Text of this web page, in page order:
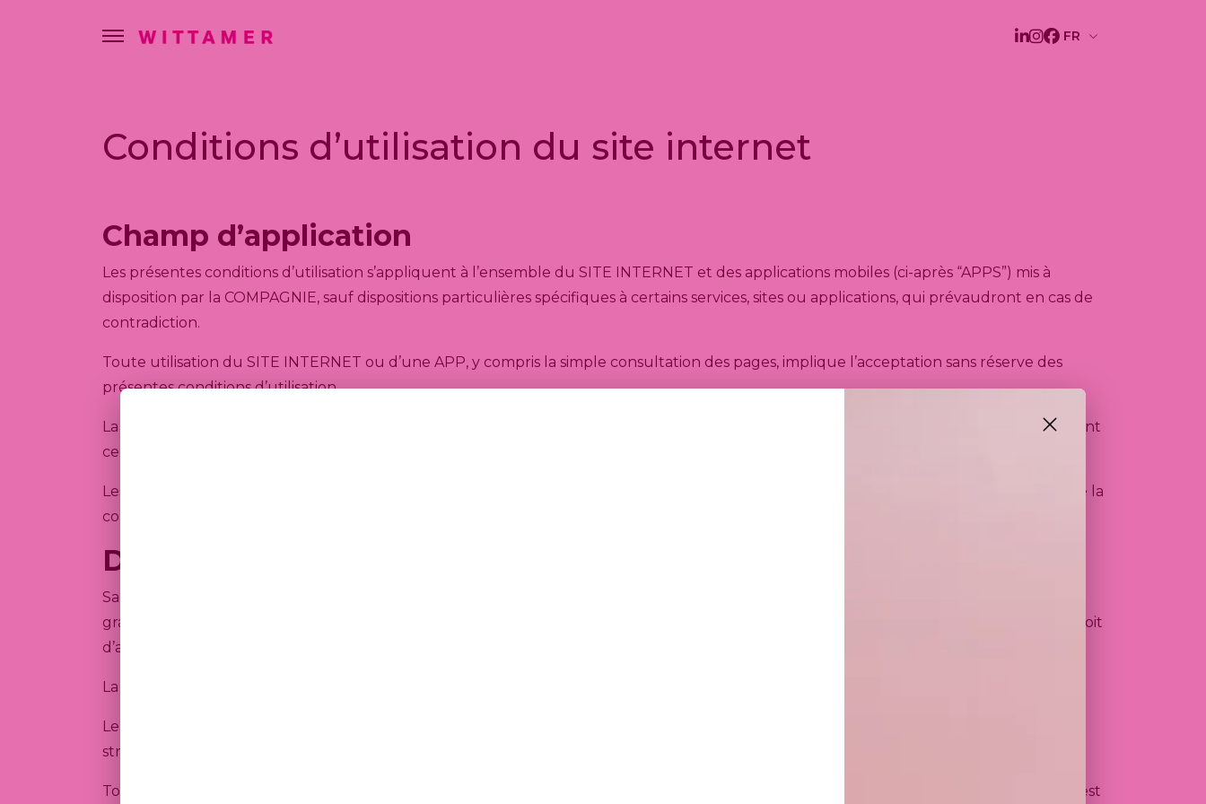
Conditions d’utilisation du site internet
Champ d’application
Les présentes conditions d’utilisation s’appliquent à l’ensemble du SITE INTERNET et des applications mobiles (ci-après “APPS”) mis à
disposition par la COMPAGNIE, sauf dispositions particulières spécifiques à certains services, sites ou applications, qui prévaudront en cas de
contradiction.
Toute utilisation du SITE INTERNET ou d’une APP, y compris la simple consultation des pages, implique l’acceptation sans réserve des
présentes conditions d’utilisation.
La COMPAGNIE se réserve le droit de modifier ces conditions à tout moment par simple publication en ligne. Les conditions applicables sont
celles en vigueur au moment de l’utilisation.
Les présentes conditions sont régies par le droit belge. Tout litige concernant leur existence, leur validité ou leur interprétation relève de la
compétence exclusive des tribunaux francophones de Bruxelles, sauf dispositions impératives contraires.
Droits de propriété intellectuelle
Sauf mention expresse contraire, l’ensemble des éléments du SITE INTERNET et des APPS – notamment textes, images, représentations
graphiques, logos, marques, bases de données, fichiers audio et vidéo, codes sources et technologies sous-jacentes – est protégé par le droit
d’auteur et les réglementations relatives à la propriété intellectuelle.
La COMPAGNIE dispose des droits exclusifs d’exploitation et/ou de licence sur ces éléments.
Le CLIENT est autorisé à consulter et, le cas échéant, imprimer des informations issues du SITE INTERNET uniquement pour un usage
strictement personnel et privé.
Toute reproduction, diffusion, communication au public, adaptation ou réutilisation, totale ou partielle, sous quelque forme que ce soit, est